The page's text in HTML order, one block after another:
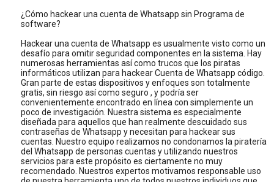
¿Cómo hackear una cuenta de Whatsapp sin Programa de
software?
Hackear una cuenta de Whatsapp es usualmente visto como un
desafío para omitir seguridad componentes en la sistema. Hay
numerosas herramientas así como trucos que los piratas
informáticos utilizan para hackear Cuenta de Whatsapp código.
Gran parte de estas dispositivos y enfoques son totalmente
gratis, sin riesgo así como seguro , y podría ser
convenientemente encontrado en línea con simplemente un
poco de investigación. Nuestra sistema es especialmente
diseñada para aquellos que han realmente descuidado sus
contraseñas de Whatsapp y necesitan para hackear sus
cuentas. Nuestro equipo realizamos no condonamos la piratería
del Whatsapp de personas cuentas y utilizando nuestros
servicios para este propósito es ciertamente no muy
recomendado. Nuestros expertos motivamos responsable uso